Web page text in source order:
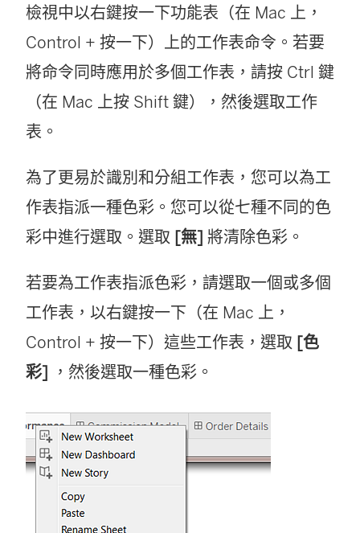
檢視中以右鍵按一下功能表（在 Mac 上，
Control + 按一下）上的工作表命令。若要
將命令同時應用於多個工作表，請按 Ctrl 鍵
（在 Mac 上按 Shift 鍵），然後選取工作
表。
為了更易於識別和分組工作表，您可以為工
作表指派一種色彩。您可以從七種不同的色
彩中進行選取。選取 [無] 將清除色彩。
若要為工作表指派色彩，請選取一個或多個
工作表，以右鍵按一下（在 Mac 上，
Control + 按一下）這些工作表，選取 [色
彩] ，然後選取一種色彩。